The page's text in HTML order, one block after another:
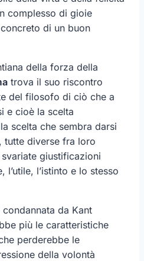
complesso di gioie
di un buon
della forza della
trova il suo riscontro
del filosofo di ciò che a
e cioè la scelta
scelta che sembra darsi
tutte diverse fra loro
giustificazioni
l’utile, l’istinto e lo stesso
da Kant
più le caratteristiche
perderebbe le
della volontà